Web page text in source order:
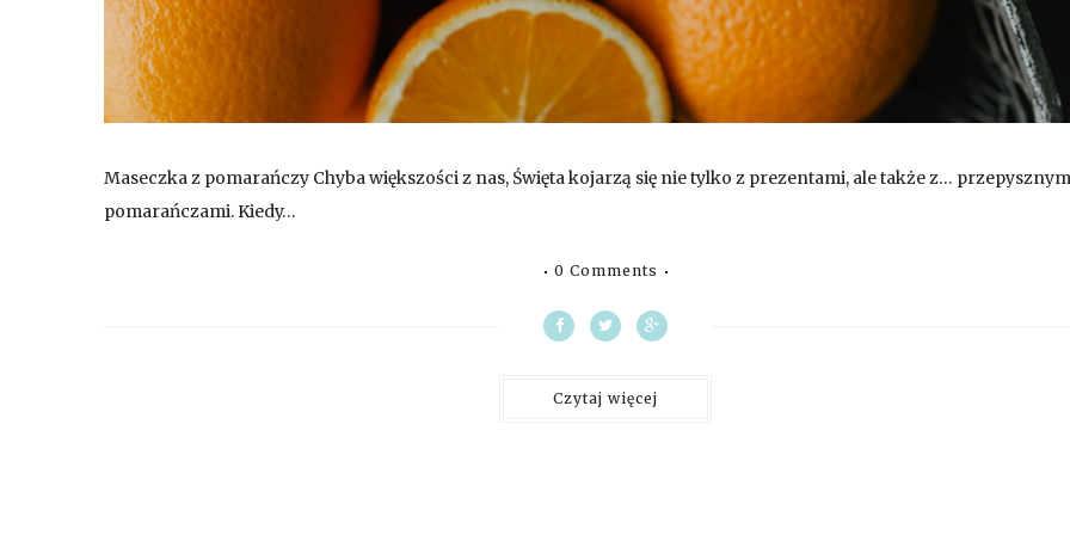
Maseczka z pomarańczy Chyba większości z nas, Święta kojarzą się nie tylko z prezentami, ale także z…
pomarańczami. Kiedy…
0 Comments
Czytaj więcej